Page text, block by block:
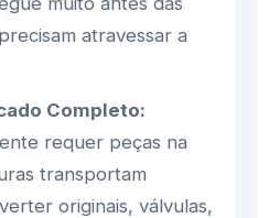
atravessar a
Completo:
requer peças na
transportam
originais, válvulas,